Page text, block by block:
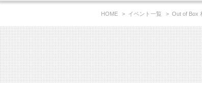
イベントお知らせメール登録
イベント一覧
LINK-J主催・共催
LINK-J協賛・協力
Out of Box相談室
インタビュー・コラム一覧
スペシャルインタビュー
連載コラム
ニュース一覧
トピック
メディア情報
理事長挨拶
国内外連携
組織概要
特別会員一覧
専用メニューはこちら
ラウンジ・会議室
アクセス
HOME イベント一覧 Out of Box